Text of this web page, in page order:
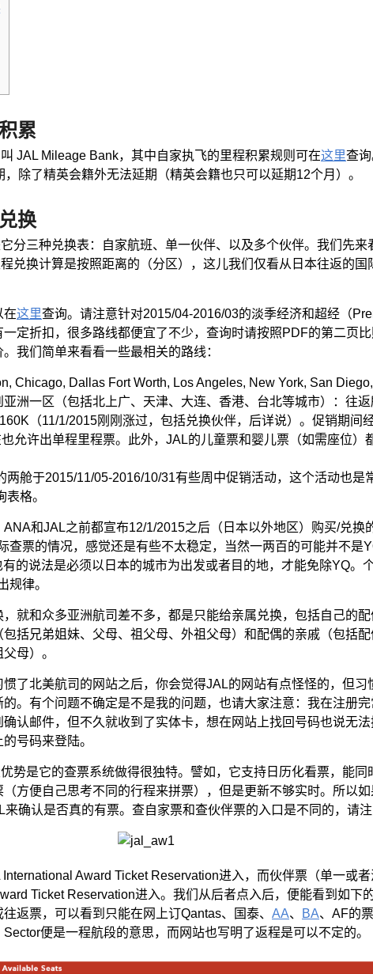
累
JAL Mileage Bank，其中自家执飞的里程积累规则可在这里查
除了精英会籍外无法延期（精英会籍也只可以延期12个月）。
换
分三种兑换表：自家航班、单一伙伴、以及多个伙伴。我们先来
兑换计算是按照距离的（分区），这儿我们仅看从日本往返的国
在这里查询。请注意针对2015/04-2016/03的淡季经济和超经（
一定折扣，很多路线都便宜了不少，查询时请按照PDF的第二页
我们简单来看看一些最相关的路线：
Chicago, Dallas Fort Worth, Los Angeles, New York, San
亚洲一区（包括北上广、天津、大连、香港、台北等城市）：往
（11/1/2015刚刚涨过，包括兑换伙伴，后详说）。促销期间
允许出单程里程票。此外，JAL的儿童票和婴儿票（如需座位）
两舱于2015/11/05-2016/10/31有些周中促销活动，这个活动也是
表格。
ANA和JAL之前都宣布12/1/2015之后（日本以外地区）购买/兑换
查票的情况，感觉还是有些不太稳定，当然一两百的可能并不是
的说法是必须以日本的城市为出发或者目的地，才能免除YQ。
规律。
就和众多亚洲航司差不多，都是只能给亲属兑换，包括自己的
包括兄弟姐妹、父母、祖父母、外祖父母）和配偶的亲戚（包括
母）。
惯了北美航司的网站之后，你会觉得JAL的网站有点怪怪的，但习
。有个问题不确定是不是我的问题，也请大家注意：我在注册完
认邮件，但不久就收到了实体卡，想在网站上找回号码也说无法
号码来登陆。
势是它的查票系统做得很独特。譬如，它支持日历化看票，能同
方便自己思考不同的行程来拼票），但是更新不够实时。所以如
确认是否真的有票。查自家票和查伙伴票的入口是不同的，请注
International Award Ticket Reservation进入，而伙伴票（单一或
Ticket Reservation进入。我们从后者点入后，便能看到如下
返票，可以看到只能在网上订Qantas、国泰、 AA、 BA、AF的
便是一程航段的意思，而网站也写明了返程是可以不定的。